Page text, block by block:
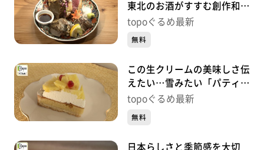
東北のお酒がすすむ創作和食
「酒場 美々」（青葉区中
topoぐるめ最新
無料
この生クリームの美味しさ伝
えたい…雪みたい「パティス
リーネージュ」（若林区荒
topoぐるめ最新
無料
日本らしさと季節感を大切